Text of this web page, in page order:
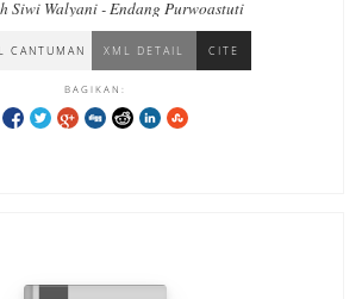
Siwi Walyani - Endang Purwoastuti
CANTUMAN XML DETAIL CITE
BAGIKAN: